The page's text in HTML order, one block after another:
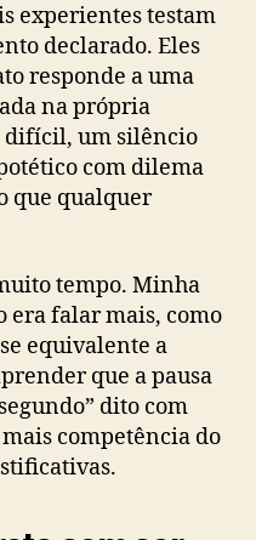
experientes testam
declarado. Eles
responde a uma
na própria
difícil, um silêncio
com dilema
que qualquer
tempo. Minha
era falar mais, como
equivalente a
que a pausa
dito com
competência do